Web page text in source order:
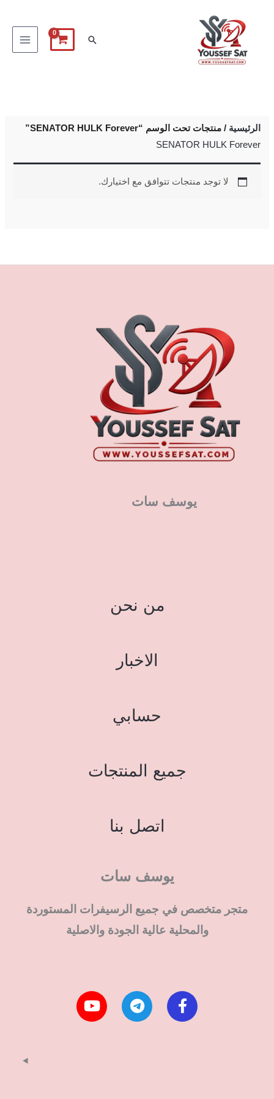
البحث
الرئيسية / منتجات تحت الوسم “SENATOR HULK Forever”
SENATOR HULK Forever
لا توجد منتجات تتوافق مع اختيارك.
يوسف سات
من نحن
الاخبار
حسابي
جميع المنتجات
اتصل بنا
يوسف سات
متجر متخصص في جميع الرسيفرات المستوردة
والمحلية عالية الجودة والاصلية